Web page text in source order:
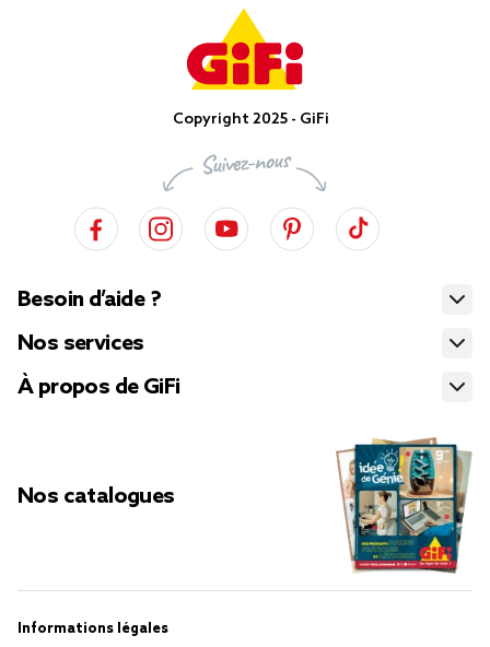
Copyright 2025 - GiFi
Besoin d’aide ?
Nos services
À propos de GiFi
Nos catalogues
Informations légales